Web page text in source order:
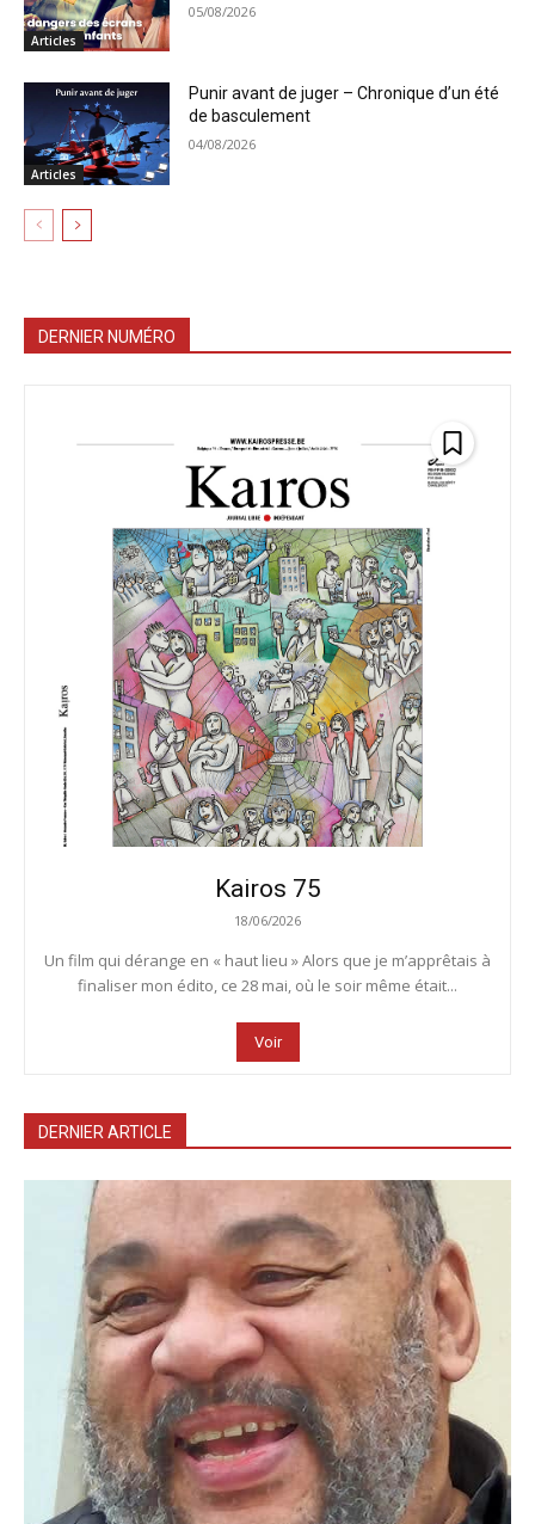
Articles
05/08/2026
Articles
Punir avant de juger – Chronique d’un été
de basculement
04/08/2026
DERNIER NUMÉRO
Kairos 75
18/06/2026
Un film qui dérange en « haut lieu » Alors que je m’apprêtais à
finaliser mon édito, ce 28 mai, où le soir même était...
Voir
DERNIER ARTICLE